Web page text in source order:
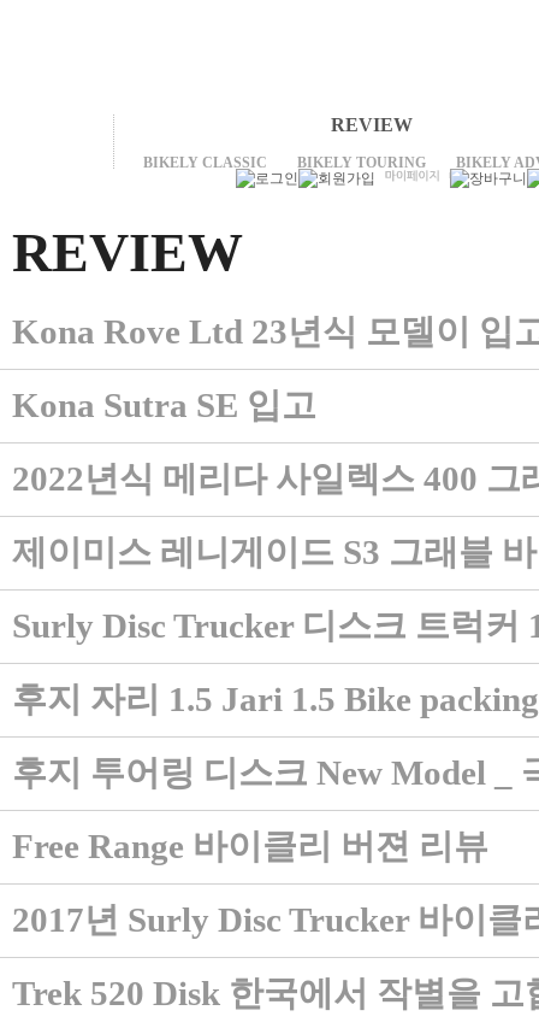
REVIEW
BIKELY CLASSIC BIKELY TOURING BIKELY
REVIEW
Kona Rove Ltd 23년식 모델이 입
Kona Sutra SE 입고
2022년식 메리다 사일렉스 400 그
제이미스 레니게이드 S3 그래블
Surly Disc Trucker 디스크 트럭커
후지 자리 1.5 Jari 1.5 Bike
후지 투어링 디스크 New Model _
Free Range 바이클리 버젼 리뷰
2017년 Surly Disc Trucker 바이클
Trek 520 Disk 한국에서 작별을 고